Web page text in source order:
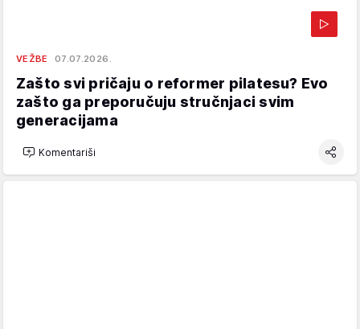
VEŽBE 07.07.2026.
Zašto svi pričaju o reformer pilatesu? Evo
zašto ga preporučuju stručnjaci svim
generacijama
Komentariši